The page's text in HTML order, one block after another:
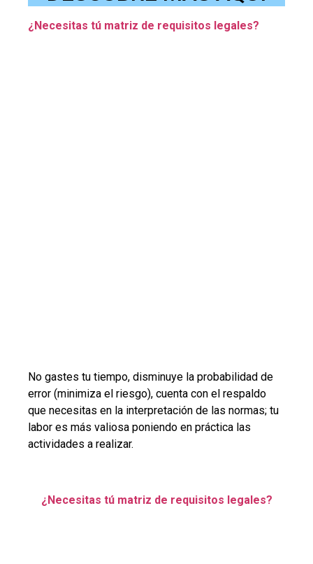
¿Necesitas tú matriz de requisitos legales?
No gastes tu tiempo, disminuye la probabilidad de
error (minimiza el riesgo), cuenta con el respaldo
que necesitas en la interpretación de las normas; tu
labor es más valiosa poniendo en práctica las
actividades a realizar.
¿Necesitas tú matriz de requisitos legales?